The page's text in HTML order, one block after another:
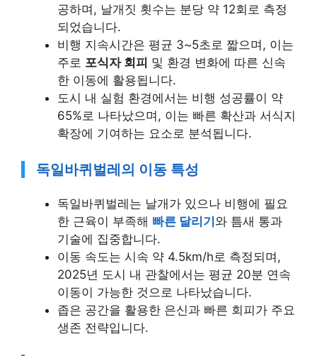
공하며, 날개짓 횟수는 분당 약 12회로 측정
되었습니다.
비행 지속시간은 평균 3~5초로 짧으며, 이는
주로 포식자 회피 및 환경 변화에 따른 신속
한 이동에 활용됩니다.
도시 내 실험 환경에서는 비행 성공률이 약
65%로 나타났으며, 이는 빠른 확산과 서식지
확장에 기여하는 요소로 분석됩니다.
독일바퀴벌레의 이동 특성
독일바퀴벌레는 날개가 있으나 비행에 필요
한 근육이 부족해 빠른 달리기와 틈새 통과
기술에 집중합니다.
이동 속도는 시속 약 4.5km/h로 측정되며,
2025년 도시 내 관찰에서는 평균 20분 연속
이동이 가능한 것으로 나타났습니다.
좁은 공간을 활용한 은신과 빠른 회피가 주요
생존 전략입니다.